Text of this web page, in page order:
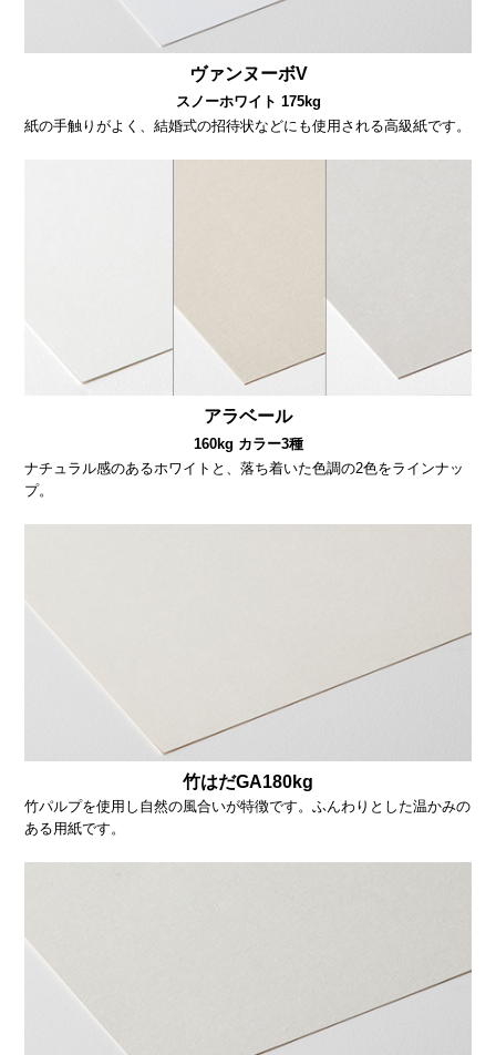
ヴァンヌーボV
スノーホワイト 175kg
紙の手触りがよく、結婚式の招待状などにも使用される高級紙です。
アラベール
160kg カラー3種
ナチュラル感のあるホワイトと、落ち着いた色調の2色をラインナッ
プ。
竹はだGA180kg
竹パルプを使用し自然の風合いが特徴です。ふんわりとした温かみの
ある用紙です。